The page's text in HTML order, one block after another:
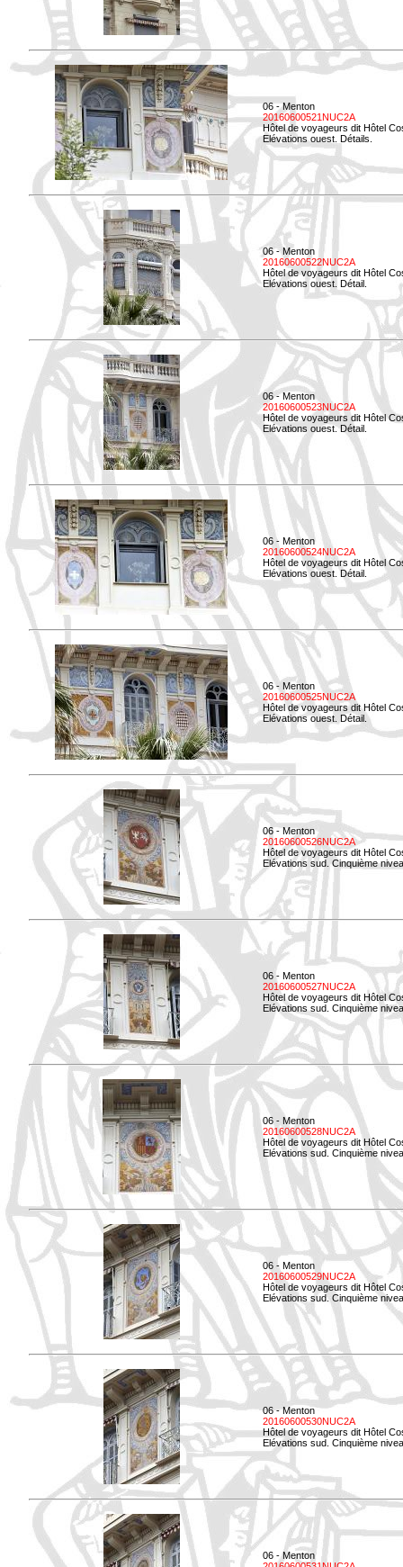
06 - Menton
20160600521NUC2A
Hôtel de voyageurs dit Hôtel
Elévations ouest. Détails.
06 - Menton
20160600522NUC2A
Hôtel de voyageurs dit Hôtel
Elévations ouest. Détail.
06 - Menton
20160600523NUC2A
Hôtel de voyageurs dit Hôtel
Elévations ouest. Détail.
06 - Menton
20160600524NUC2A
Hôtel de voyageurs dit Hôtel
Elévations ouest. Détail.
06 - Menton
20160600525NUC2A
Hôtel de voyageurs dit Hôtel
Elévations ouest. Détail.
06 - Menton
20160600526NUC2A
Hôtel de voyageurs dit Hôtel
Elévations sud. Cinquième
06 - Menton
20160600527NUC2A
Hôtel de voyageurs dit Hôtel
Elévations sud. Cinquième
06 - Menton
20160600528NUC2A
Hôtel de voyageurs dit Hôtel
Elévations sud. Cinquième
06 - Menton
20160600529NUC2A
Hôtel de voyageurs dit Hôtel
Elévations sud. Cinquième
06 - Menton
20160600530NUC2A
Hôtel de voyageurs dit Hôtel
Elévations sud. Cinquième
06 - Menton